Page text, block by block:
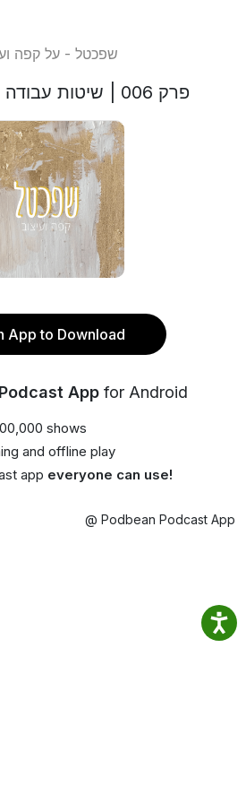
שפכטל - על קפה
פרק 006 | שיטות עבודה | עירית מיינר
App to Download
App for Android
shows
and offline play
app everyone can use!
@ Podbean Podcast App